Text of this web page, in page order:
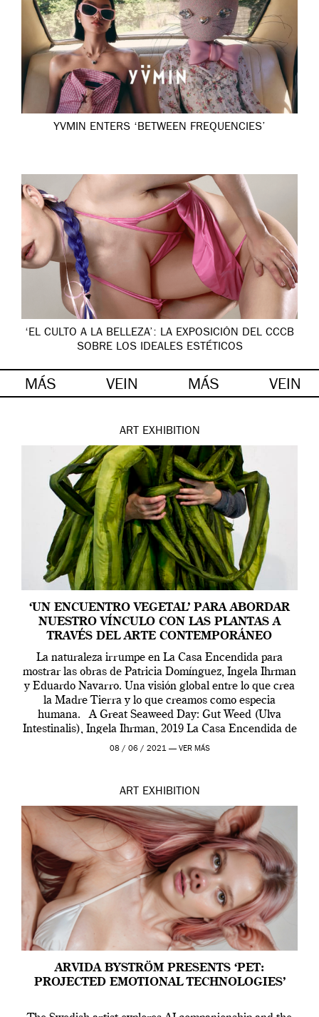
YVMIN ENTERS ‘BETWEEN FREQUENCIES’
‘EL CULTO A LA BELLEZA’: LA EXPOSICIÓN DEL CCCB
SOBRE LOS IDEALES ESTÉTICOS
MÁS VEIN MÁS VEIN
ART EXHIBITION
‘UN ENCUENTRO VEGETAL’ PARA ABORDAR
NUESTRO VÍNCULO CON LAS PLANTAS A
TRAVÉS DEL ARTE CONTEMPORÁNEO
La naturaleza irrumpe en La Casa Encendida para
mostrar las obras de Patricia Domínguez, Ingela Ihrman
y Eduardo Navarro. Una visión global entre lo que crea
la Madre Tierra y lo que creamos como especia
humana. A Great Seaweed Day: Gut Weed (Ulva
Intestinalis), Ingela Ihrman, 2019 La Casa Encendida de
Madrid y la Wellcome […]
08 / 06 / 2021 — VER MÁS
ART EXHIBITION
ARVIDA BYSTRÖM PRESENTS ‘PET:
PROJECTED EMOTIONAL TECHNOLOGIES’